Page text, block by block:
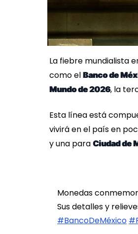
La fiebre mundialista
como el Banco de
Mundo de 2026, la
Esta línea está
vivirá en el país en
y una para Ciudad de
Monedas
Sus detalles y
#BancoDeMéxico